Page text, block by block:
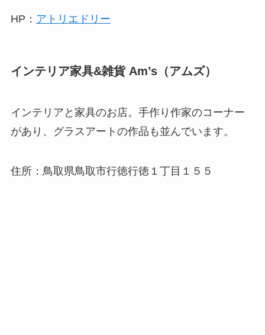
HP： アトリエドリー
インテリア家具&雑貨 Am’s（アムズ）
インテリアと家具のお店。手作り作家のコーナー
があり、グラスアートの作品も並んでいます。
住所：鳥取県鳥取市行徳行徳１丁目１５５